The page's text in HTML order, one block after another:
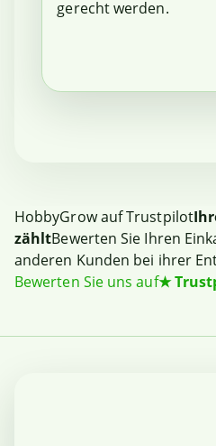
gerecht werden.
HobbyGrow auf Trustpilot
zähltBewerten Sie Ihren
anderen Kunden bei ihrer
Bewerten Sie uns auf★